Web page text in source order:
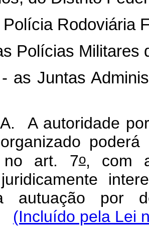
Rodoviária
Militares
A autoridade
no art. 7o, com
autuação por
(Incluído pela Lei